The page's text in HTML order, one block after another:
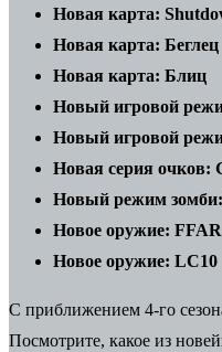
Новая карта:
Новая карта: Беглец
Новая карта: Блиц
Новый игровой
Новый игровой
Новая серия очков:
Новый режим
Новое оружие: FFAR
Новое оружие: LC10
С приближением 4-го
Посмотрите, какое из